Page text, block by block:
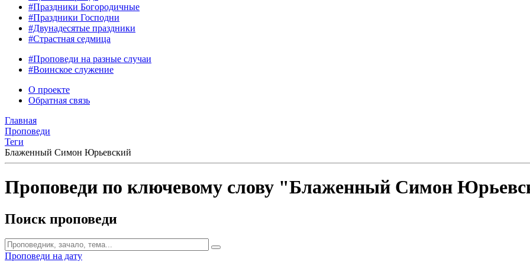
#Праздники Богородичные
#Праздники Господни
#Двунадесятые праздники
#Страстная седмица
#Проповеди на разные случаи
#Воинское служение
О проекте
Обратная связь
Главная
Проповеди
Теги
Блаженный Симон Юрьевский
Проповеди по ключевому слову "Блаженный Симон
Поиск проповеди
Проповеди на дату